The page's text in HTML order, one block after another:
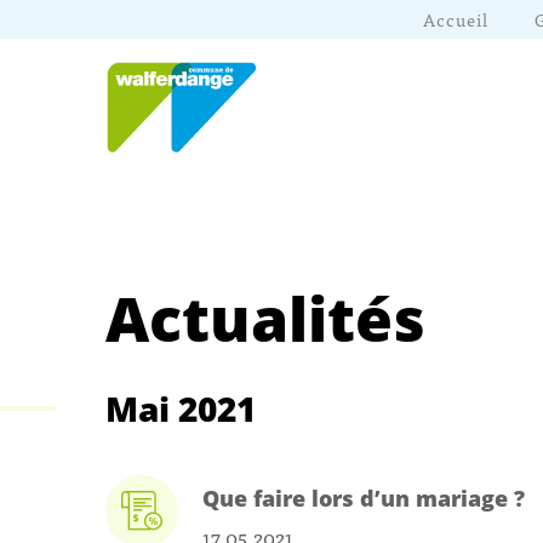
Accueil
Actualités
Mai 2021
Que faire lors d’un mariage ?